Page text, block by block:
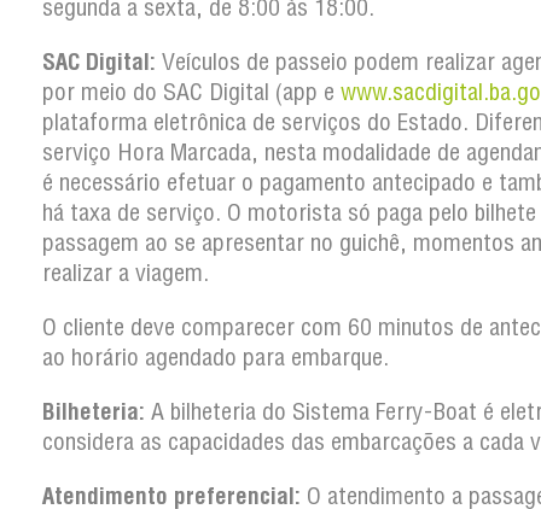
segunda a sexta, de 8:00 às 18:00.
SAC Digital: Veículos de passeio podem realizar
por meio do SAC Digital (app e
plataforma eletrônica de serviços do Estado.
serviço Hora Marcada, nesta modalidade de
é necessário efetuar o pagamento antecipado e
há taxa de serviço. O motorista só paga pelo bilhete
passagem ao se apresentar no guichê, momentos
realizar a viagem.
O cliente deve comparecer com 60 minutos de
ao horário agendado para embarque.
Bilheteria: A bilheteria do Sistema Ferry-Boat é
considera as capacidades das embarcações a cada
Atendimento preferencial: O atendimento a